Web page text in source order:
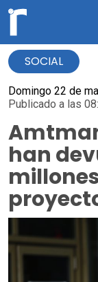
SOCIAL
Domingo 22 de
Publicado a las
han
millones